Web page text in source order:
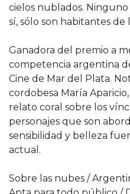
cielos nublados.
sí, sólo son habitantes de
Ganadora del premio a
competencia argentina
Cine de Mar del Plata.
cordobesa María
relato coral sobre los
personajes que son
sensibilidad y belleza
actual.
Sobre las nubes /